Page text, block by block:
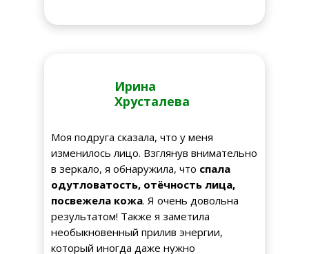
Ирина
Хрусталева
Моя подруга сказала, что у меня
изменилось лицо. Взглянув внимательно
в зеркало, я обнаружила, что спала
одутловатость, отёчность лица,
посвежела кожа. Я очень довольна
результатом! Также я заметила
необыкновенный прилив энергии,
который иногда даже нужно